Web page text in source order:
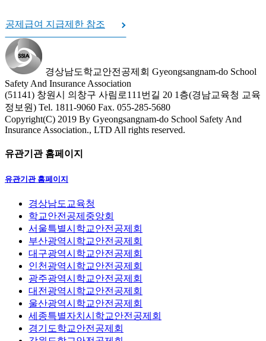
공제급여 지급제한 참조
경상남도학교안전공제회 Gyeongsangnam-do School
Safety And Insurance Association
(51141) 창원시 의창구 사림로111번길 20 1층(경남교육청 교육
정보원) Tel. 1811-9060 Fax. 055-285-5680
Copyright(C) 2019 By Gyeongsangnam-do School Safety And
Insurance Association., LTD All rights reserved.
유관기관 홈페이지
유관기관 홈페이지
경상남도교육청
학교안전공제중앙회
서울특별시학교안전공제회
부산광역시학교안전공제회
대구광역시학교안전공제회
인천광역시학교안전공제회
광주광역시학교안전공제회
대전광역시학교안전공제회
울산광역시학교안전공제회
세종특별자치시학교안전공제회
경기도학교안전공제회